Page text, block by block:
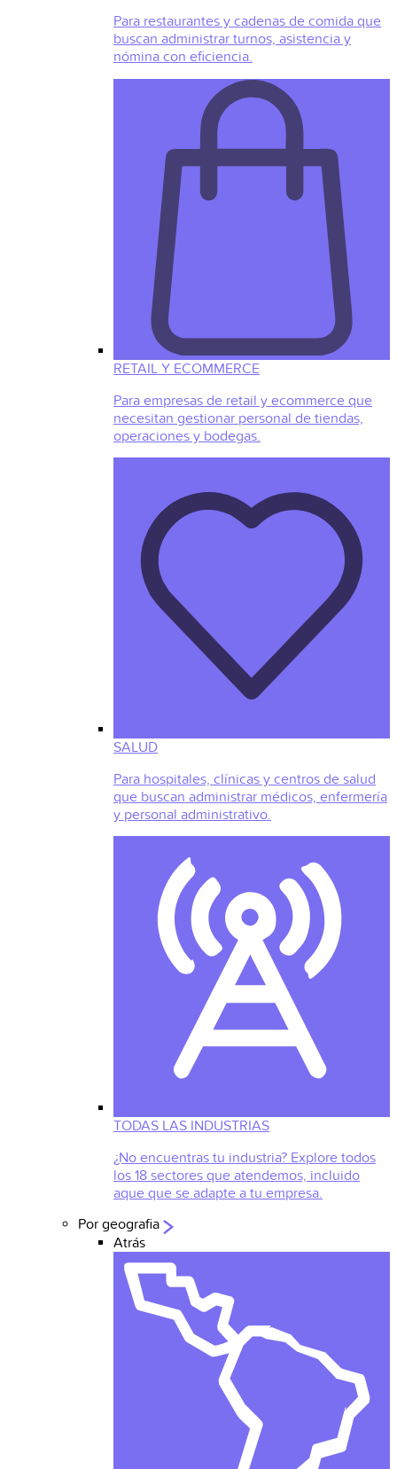
Para restaurantes y cadenas de comida que
buscan administrar turnos, asistencia y
nómina con eficiencia.
RETAIL Y ECOMMERCE
Para empresas de retail y ecommerce que
necesitan gestionar personal de tiendas,
operaciones y bodegas.
SALUD
Para hospitales, clínicas y centros de salud
que buscan administrar médicos, enfermería
y personal administrativo.
TODAS LAS INDUSTRIAS
¿No encuentras tu industria? Explore todos
los 18 sectores que atendemos, incluido
aque que se adapte a tu empresa.
Por geografia
Atrás